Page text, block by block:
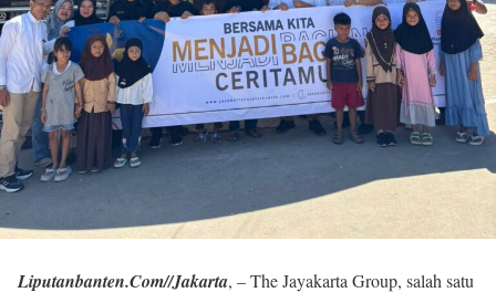
Liputanbanten.Com//Jakarta, – The Jayakarta Group, salah satu